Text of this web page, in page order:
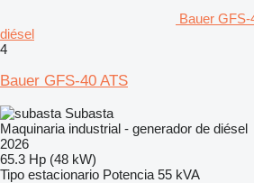
Bauer GFS-
diésel
4
Bauer GFS-40 ATS
Subasta
Maquinaria industrial - generador de diésel
2026
65.3 Hp (48 kW)
Tipo estacionario Potencia 55 kVA